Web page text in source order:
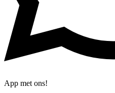
App met ons!